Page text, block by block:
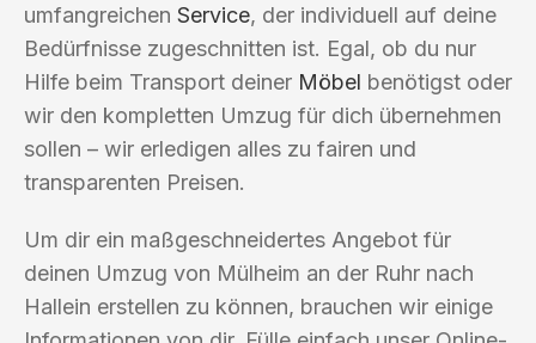
umfangreichen Service, der individuell auf deine
Bedürfnisse zugeschnitten ist. Egal, ob du nur
Hilfe beim Transport deiner Möbel benötigst oder
wir den kompletten Umzug für dich übernehmen
sollen – wir erledigen alles zu fairen und
transparenten Preisen.
Um dir ein maßgeschneidertes Angebot für
deinen Umzug von Mülheim an der Ruhr nach
Hallein erstellen zu können, brauchen wir einige